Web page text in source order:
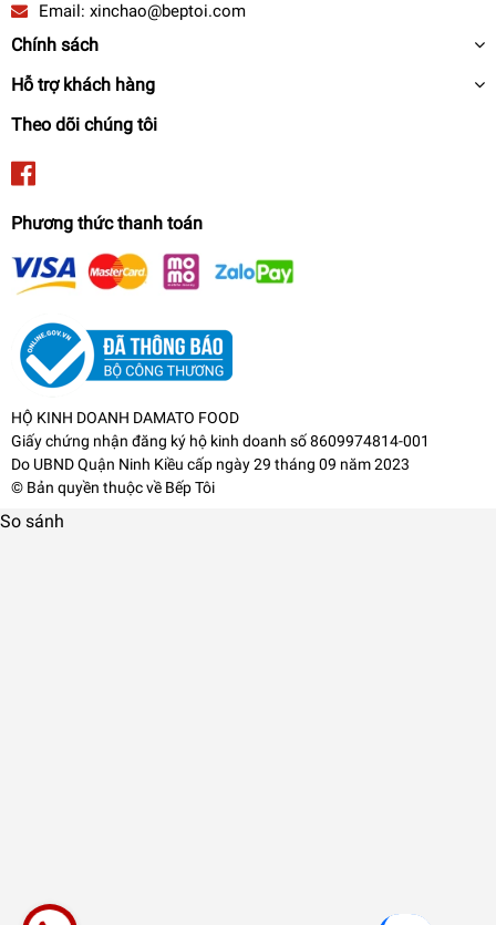
Email: xinchao@beptoi.com
Chính sách
Hỗ trợ khách hàng
Theo dõi chúng tôi
Phương thức thanh toán
HỘ KINH DOANH DAMATO FOOD
Giấy chứng nhận đăng ký hộ kinh doanh số 8609974814-001
Do UBND Quận Ninh Kiều cấp ngày 29 tháng 09 năm 2023
© Bản quyền thuộc về Bếp Tôi
So sánh